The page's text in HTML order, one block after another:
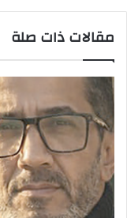
مقالات ذات صلة